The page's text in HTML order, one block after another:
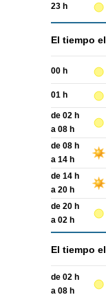
23 h
El tiempo el
00 h
01 h
de 02 h
a 08 h
de 08 h
a 14 h
de 14 h
a 20 h
de 20 h
a 02 h
El tiempo el
de 02 h
a 08 h